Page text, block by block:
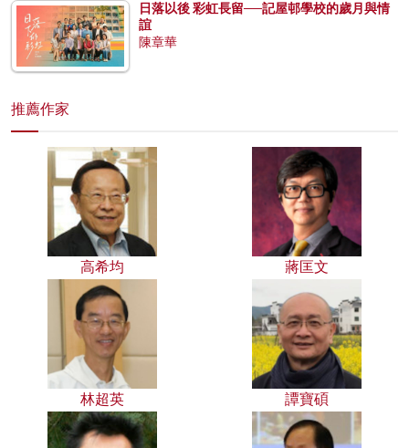
日落以後 彩虹長留──記屋邨學校的歲月與情
誼
陳章華
推薦作家
高希均 蔣匡文
林超英 譚寶碩